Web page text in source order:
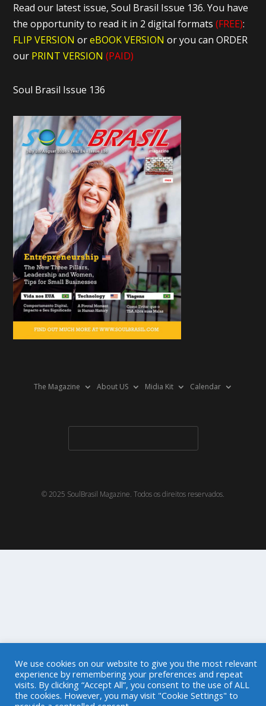
Read our latest issue, Soul Brasil Issue 136. You have
the opportunity to read it in 2 digital formats(FREE):
FLIP VERSION oreBOOK VERSIONor you can ORDER
our PRINT VERSION (PAID)
Soul Brasil Issue 136
The Magazine About US Midia Kit Calendar
© 2025 SoulBrasil Magazine. Todos os direitos reservados.
We use cookies on our website to give you the most relevant
experience by remembering your preferences and repeat
visits. By clicking “Accept All”, you consent to the use of ALL
the cookies. However, you may visit "Cookie Settings" to